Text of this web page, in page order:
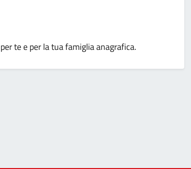
te e per la tua famiglia anagrafica.